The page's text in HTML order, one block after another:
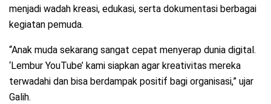
menjadi wadah kreasi, edukasi, serta dokumentasi berbagai
kegiatan pemuda.
“Anak muda sekarang sangat cepat menyerap dunia digital.
‘Lembur YouTube’ kami siapkan agar kreativitas mereka
terwadahi dan bisa berdampak positif bagi organisasi,” ujar
Galih.